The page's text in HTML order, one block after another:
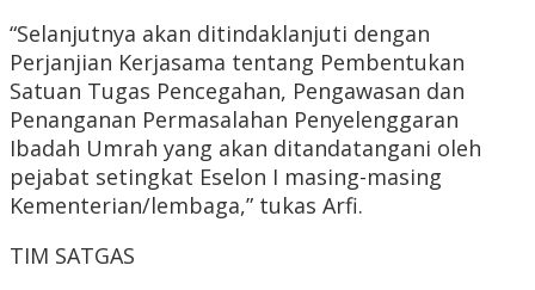
“Selanjutnya akan ditindaklanjuti dengan
Perjanjian Kerjasama tentang Pembentukan
Satuan Tugas Pencegahan, Pengawasan dan
Penanganan Permasalahan Penyelenggaran
Ibadah Umrah yang akan ditandatangani oleh
pejabat setingkat Eselon I masing-masing
Kementerian/lembaga,” tukas Arfi.
TIM SATGAS